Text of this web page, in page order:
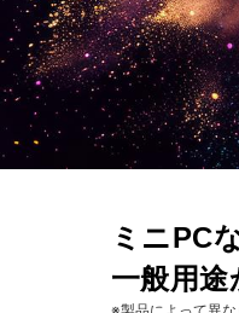
ミニPC
一般用